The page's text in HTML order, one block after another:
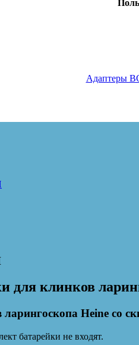
Адаптеры
для клинков
Heine со
батарейки не входят.